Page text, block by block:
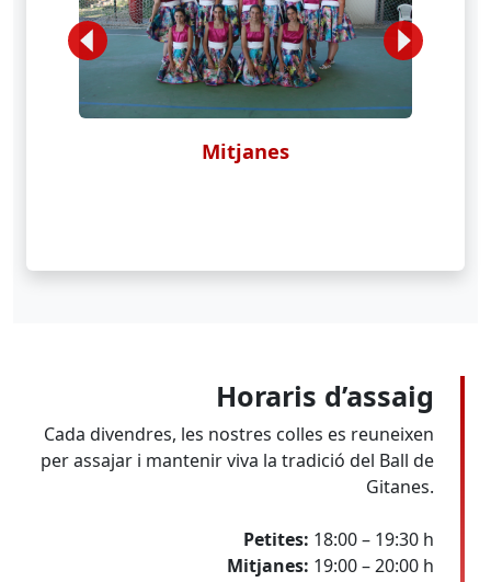
Mitjanes
Horaris d’assaig
Cada divendres, les nostres colles es reuneixen
per assajar i mantenir viva la tradició del Ball de
Gitanes.
Petites: 18:00 – 19:30 h
Mitjanes: 19:00 – 20:00 h